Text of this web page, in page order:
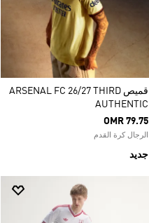
قميص ARSENAL FC 26/27 THIRD
AUTHENTIC
OMR 79.75
الرجال كرة القدم
جديد